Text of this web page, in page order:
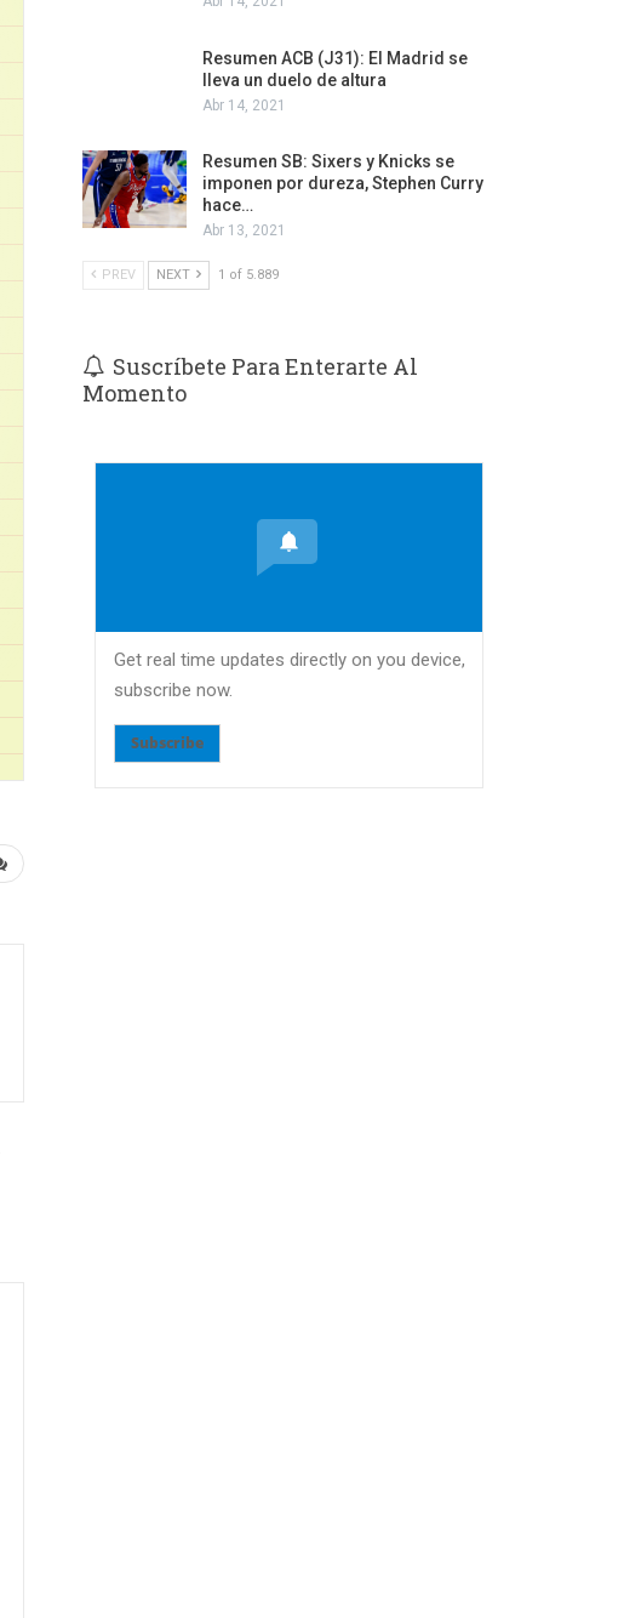
Resumen ACB (J31): El Madrid se
lleva un duelo de altura
Abr 14, 2021
Resumen SB: Sixers y Knicks se
imponen por dureza, Stephen Curry
hace…
Abr 13, 2021
PREV NEXT 1 of 5.889
Suscríbete Para Enterarte Al
Momento
Get real time updates directly on you device,
subscribe now.
Subscribe